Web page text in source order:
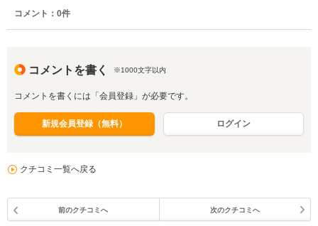
コメント： 0件
コメントを書く ※1000文字以内
コメントを書くには「会員登録」が必要です。
新規会員登録（無料） ログイン
クチコミ一覧へ戻る
前のクチコミへ 次のクチコミへ